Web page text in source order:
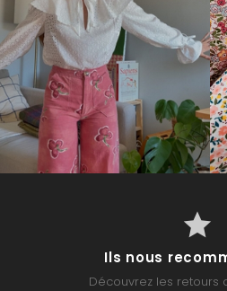
Ils nous
Découvrez les retours